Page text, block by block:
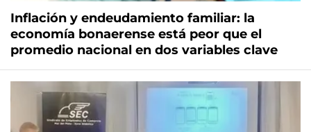
Inflación y endeudamiento familiar: la
economía bonaerense está peor que el
promedio nacional en dos variables clave